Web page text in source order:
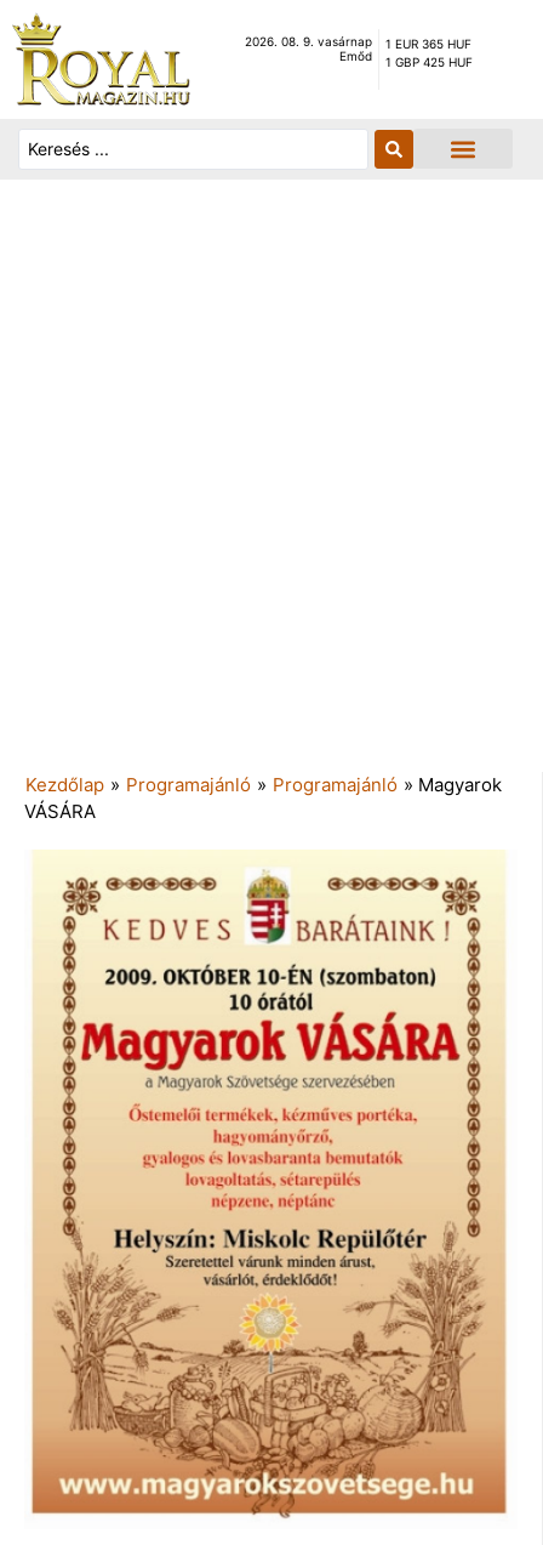
2026. 08. 9. vasárnap
Emőd
1 EUR 365 HUF
1 GBP 425 HUF
Kezdőlap » Programajánló » Programajánló » Magyarok
VÁSÁRA